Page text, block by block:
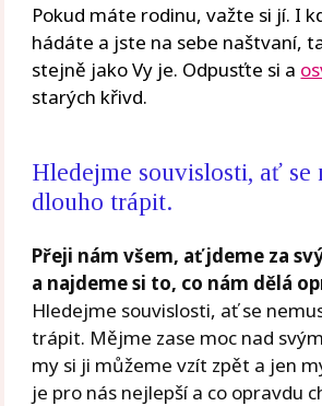
Pokud máte rodinu, važte si jí. I
hádáte a jste na sebe naštvaní,
stejně jako Vy je. Odpusťte si a
starých křivd.
Hledejme souvislosti, ať se
dlouho trápit.
Přeji nám všem, ať jdeme za
a najdeme si to, co nám dělá
Hledejme souvislosti, ať se
trápit. Mějme zase moc nad
my si ji můžeme vzít zpět a jen
je pro nás nejlepší a co opravdu